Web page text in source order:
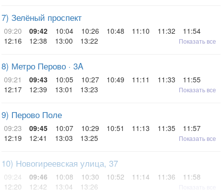
7) Зелёный проспект
09:20 09:42 10:04 10:26 10:48 11:10 11:32
11:54
12:16
12:38 13:00 13:22 Показать все
8) Метро Перово · 3A
09:21 09:43 10:05 10:27 10:49 11:11 11:33
11:55
12:17
12:39 13:01 13:23 Показать все
9) Перово Поле
09:23 09:45 10:07 10:29 10:51 11:13 11:35
11:57
12:19
12:41 13:03 13:25 Показать все
10) Новогиреевская улица, 37
09:24 09:46 10:08 10:30 10:52 11:14 11:36
11:58
12:20
12:42 13:04 13:26